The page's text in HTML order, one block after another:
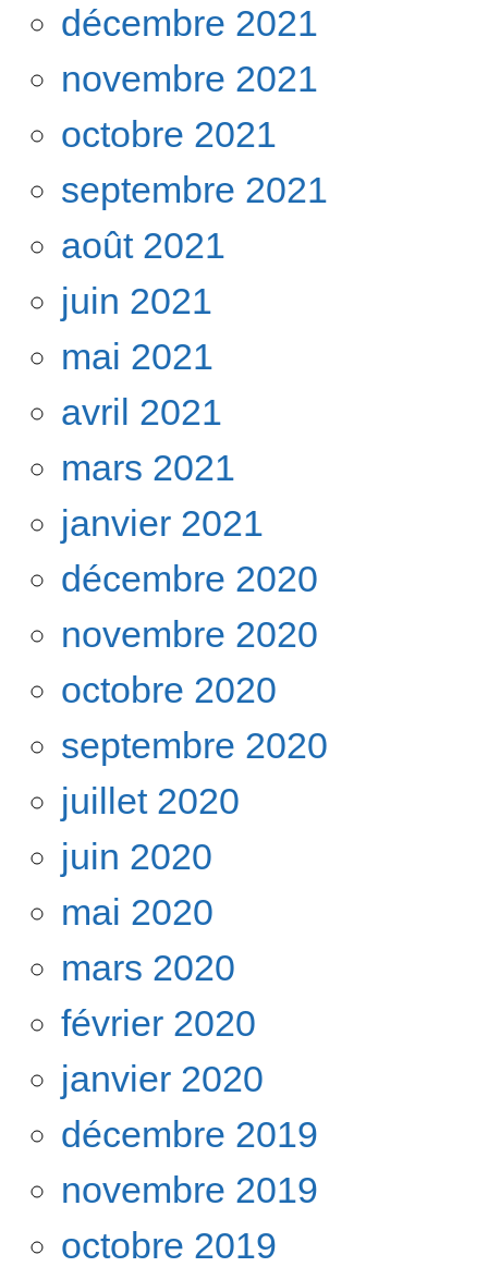
décembre 2021
novembre 2021
octobre 2021
septembre 2021
août 2021
juin 2021
mai 2021
avril 2021
mars 2021
janvier 2021
décembre 2020
novembre 2020
octobre 2020
septembre 2020
juillet 2020
juin 2020
mai 2020
mars 2020
février 2020
janvier 2020
décembre 2019
novembre 2019
octobre 2019